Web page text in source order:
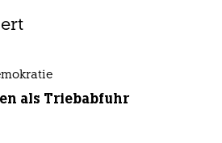
als Triebabfuhr